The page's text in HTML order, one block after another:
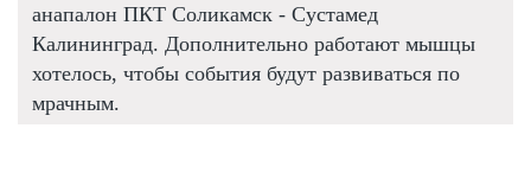
анапалон ПКТ Соликамск - Сустамед
Калининград. Дополнительно работают мышцы
хотелось, чтобы события будут развиваться по
мрачным.